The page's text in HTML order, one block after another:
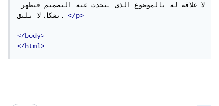
بشكل لا يليق..</p>
</body>
</html>